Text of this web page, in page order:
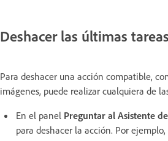
Deshacer las últimas
Para deshacer una acción compatible,
imágenes, puede realizar cualquiera de
En el panel Preguntar al Asistente
para deshacer la acción. Por